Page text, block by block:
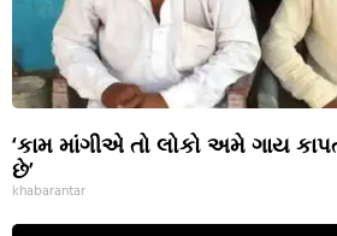
‘કામ માંગીએ તો લોકો અમે ગાય
છે’
khabarantar